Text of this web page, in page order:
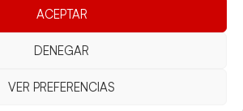
ACEPTAR
DENEGAR
VER PREFERENCIAS
Playa
Vólei neu